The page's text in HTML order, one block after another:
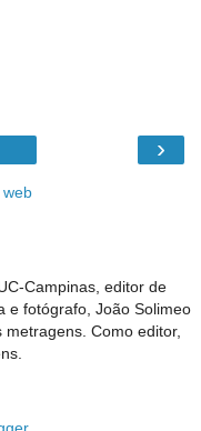
›
Campinas, editor de
e fotógrafo, João Solimeo
Como editor,